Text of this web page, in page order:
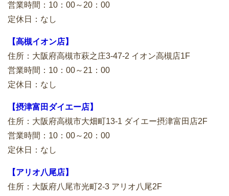
営業時間：10：00～20：00
定休日：なし
【高槻イオン店】
住所：大阪府高槻市萩之庄3-47-2 イオン高槻店1F
営業時間：10：00～21：00
定休日：なし
【摂津富田ダイエー店】
住所：大阪府高槻市大畑町13-1 ダイエー摂津富田店2F
営業時間：10：00～20：00
定休日：なし
【アリオ八尾店】
住所：大阪府八尾市光町2-3 アリオ八尾2F